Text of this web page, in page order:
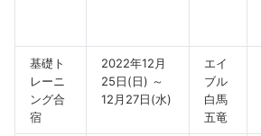
基礎ト
レーニ
ング合
宿
2022年12月
25日(日) ～
12月27日(水)
エイ
ブル
白馬
五竜